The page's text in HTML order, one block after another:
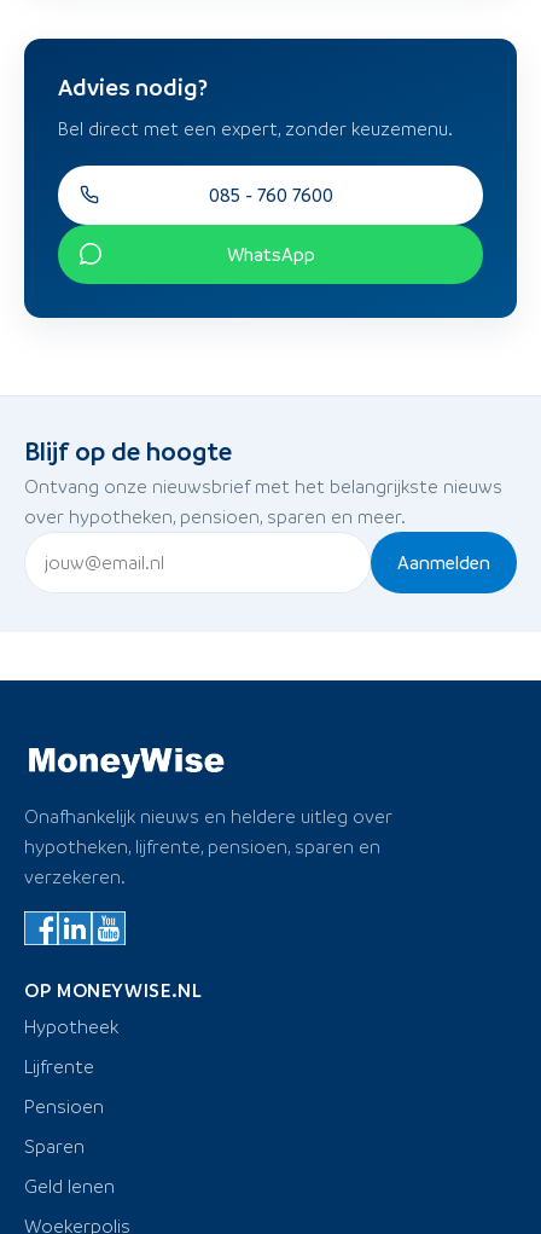
Advies nodig?
Bel direct met een expert, zonder keuzemenu.
085 - 760 7600
WhatsApp
Blijf op de hoogte
Ontvang onze nieuwsbrief met het belangrijkste nieuws
over hypotheken, pensioen, sparen en meer.
Aanmelden
Onafhankelijk nieuws en heldere uitleg over
hypotheken, lijfrente, pensioen, sparen en
verzekeren.
OP MONEYWISE.NL
Hypotheek
Lijfrente
Pensioen
Sparen
Geld lenen
Woekerpolis